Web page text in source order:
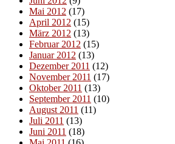
Mai 2012 (17)
April 2012 (15)
März 2012 (13)
Februar 2012 (15)
Januar 2012 (13)
Dezember 2011 (12)
November 2011 (17)
Oktober 2011 (13)
September 2011 (10)
August 2011 (11)
Juli 2011 (13)
Juni 2011 (18)